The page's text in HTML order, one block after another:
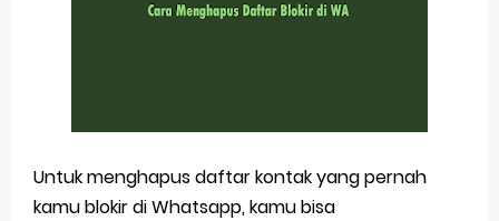
Untuk menghapus daftar kontak yang pernah
kamu blokir di Whatsapp, kamu bisa